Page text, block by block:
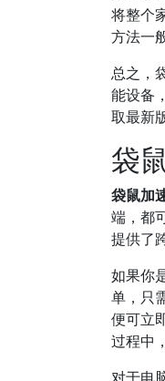
将整个
方法一
总之，
能设备
取最新
袋
袋鼠加
端，都
提供了
如果你
单，只
便可立
过程中